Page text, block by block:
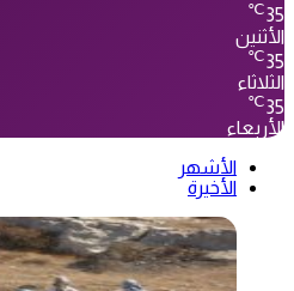
35
℃
الأثنين
35
℃
الثلاثاء
35
℃
الأربعاء
الأشهر
الأخيرة